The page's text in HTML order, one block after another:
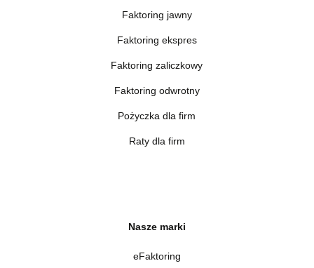
Faktoring jawny
Faktoring ekspres
Faktoring zaliczkowy
Faktoring odwrotny
Pożyczka dla firm
Raty dla firm
Nasze marki
eFaktoring